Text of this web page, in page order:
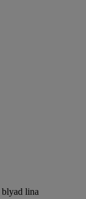
lina